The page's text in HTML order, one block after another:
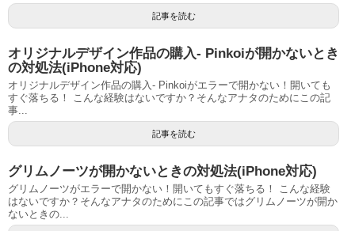
記事を読む
オリジナルデザイン作品の購入- Pinkoiが開かないとき
の対処法(iPhone対応)
オリジナルデザイン作品の購入- Pinkoiがエラーで開かない！開いても
すぐ落ちる！ こんな経験はないですか？そんなアナタのためにこの記
事...
記事を読む
グリムノーツが開かないときの対処法(iPhone対応)
グリムノーツがエラーで開かない！開いてもすぐ落ちる！ こんな経験
はないですか？そんなアナタのためにこの記事ではグリムノーツが開か
ないときの...